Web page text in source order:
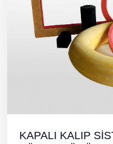
KAPALI KALIP